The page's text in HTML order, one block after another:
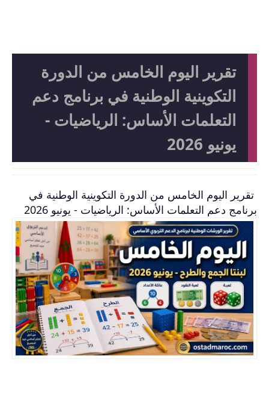
تقرير اليوم الخامس من الدورة
التكوينية الوطنية في برنامج دعم
التعلمات الأساس: الرياضيات -
يونيو 2026
تقرير اليوم الخامس من الدورة التكوينية الوطنية في
برنامج دعم التعلمات الأساس: الرياضيات - يونيو 2026